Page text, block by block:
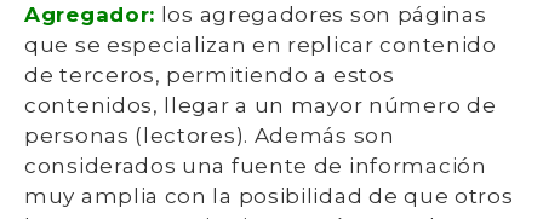
Agregador: los agregadores son páginas
que se especializan en replicar contenido
de terceros, permitiendo a estos
contenidos, llegar a un mayor número de
personas (lectores). Además son
considerados una fuente de información
muy amplia con la posibilidad de que otros